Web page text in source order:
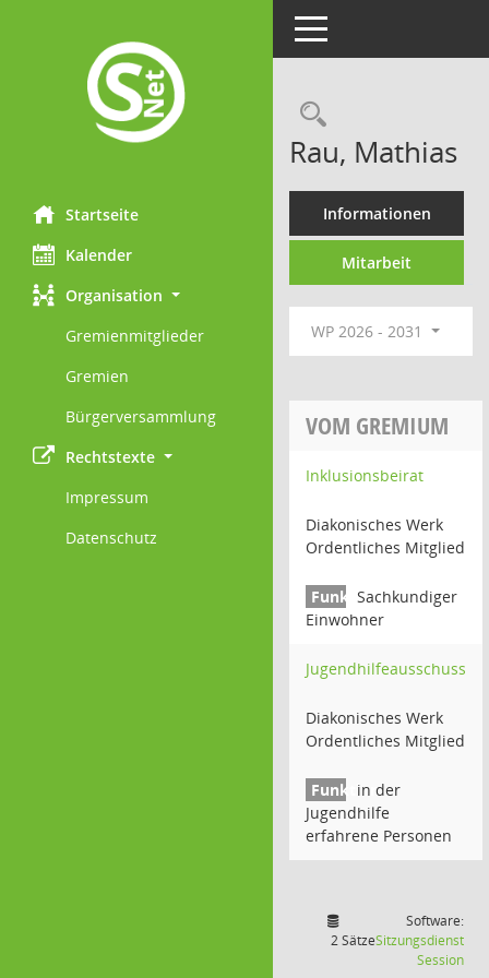
Startseite
Kalender
Organisation
Gremienmitglieder
Gremien
Bürgerversammlung
Rechtstexte
Impressum
Datenschutz
Toggle navigation
Rau, Mathias
Informationen
Mitarbeit
WP 2026 - 2031
VOM GREMIUM
Inklusionsbeirat
Diakonisches Werk
Ordentliches Mitglied
Sachkundiger
Einwohner
Jugendhilfeausschuss
Diakonisches Werk
Ordentliches Mitglied
in der
Jugendhilfe
erfahrene Personen
2 Sätze
Software:
Sitzungsdienst
Session